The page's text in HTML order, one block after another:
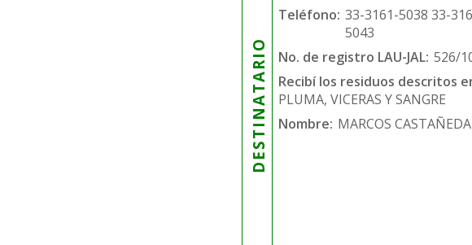
DESTINATARIO
Teléfono: 33-3161-5038 33-
5043
No. de registro LAU-JAL: 526/
Recibí los residuos descritos
PLUMA, VICERAS Y SANGRE
Nombre: MARCOS CASTAÑEDA